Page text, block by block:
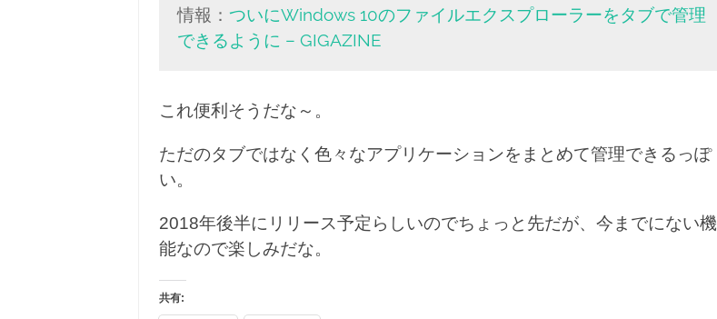
情報： ついにWindows 10のファイルエクスプローラーをタブで管理
できるように – GIGAZINE
これ便利そうだな～。
ただのタブではなく色々なアプリケーションをまとめて管理できるっぽ
い。
2018年後半にリリース予定らしいのでちょっと先だが、今までにない機
能なので楽しみだな。
共有: